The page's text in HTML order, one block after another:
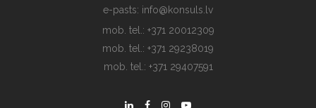
e-pasts: info@konsuls.lv
mob. tel.: +371 20012309
mob. tel.: +371 29238019
mob. tel.: +371 29407591